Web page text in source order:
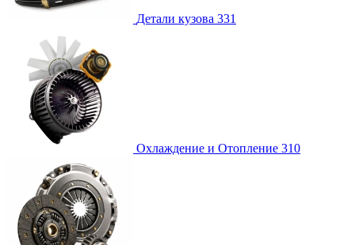
Детали кузова 331
Охлаждение и Отопление 310